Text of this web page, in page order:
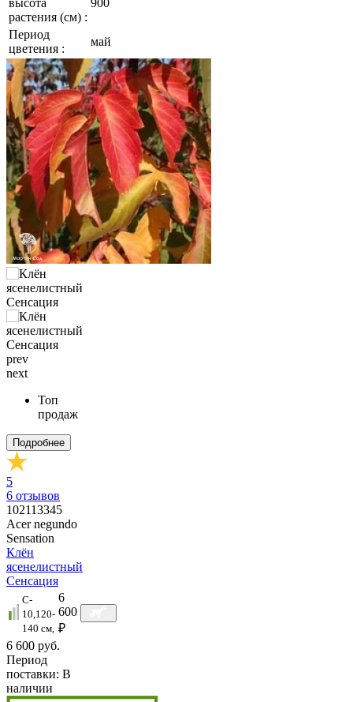
растения (см) :
Период
цветения :
май
prev
next
Топ
продаж
Подробнее
5
6 отзывов
102113345
Acer negundo
Sensation
Клён
ясенелистный
Сенсация
C-
10,120-
140 см,
6
600
₽
6 600 руб.
Период
поставки: В
наличии